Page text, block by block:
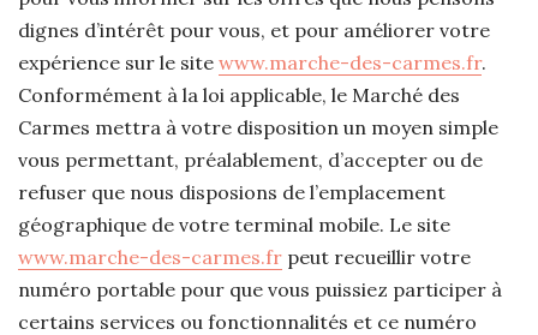
dignes d’intérêt pour vous, et pour améliorer votre
expérience sur le site www.marche-des-carmes.fr.
Conformément à la loi applicable, le Marché des
Carmes mettra à votre disposition un moyen simple
vous permettant, préalablement, d’accepter ou de
refuser que nous disposions de l’emplacement
géographique de votre terminal mobile. Le site
www.marche-des-carmes.fr peut recueillir votre
numéro portable pour que vous puissiez participer à
certains services ou fonctionnalités et ce numéro